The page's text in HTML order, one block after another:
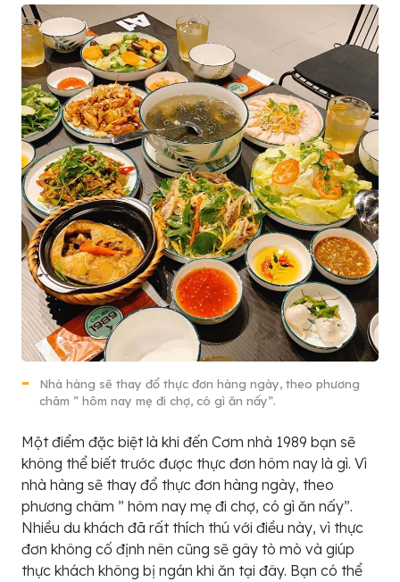
Nhà hàng sẽ thay đổ thực đơn hàng ngày, theo phương
châm ” hôm nay mẹ đi chợ, có gì ăn nấy”.
Một điểm đặc biệt là khi đến Cơm nhà 1989 bạn sẽ
không thể biết trước được thực đơn hôm nay là gì. Vì
nhà hàng sẽ thay đổ thực đơn hàng ngày, theo
phương châm ” hôm nay mẹ đi chợ, có gì ăn nấy”.
Nhiều du khách đã rất thích thú với điều này, vì thực
đơn không cố định nên cũng sẽ gây tò mò và giúp
thực khách không bị ngán khi ăn tại đây. Bạn có thể